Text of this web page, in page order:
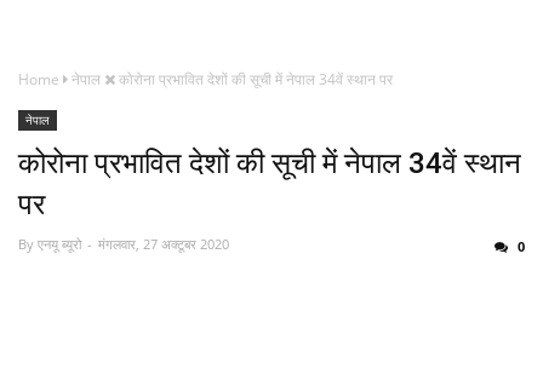
Home नेपाल कोरोना प्रभावित देशों की सूची में नेपाल 34वें स्थान पर
नेपाल
कोरोना प्रभावित देशों की सूची में नेपाल 34वें स्थान
पर
By एनयू ब्यूरो मंगलवार, 27 अक्टूबर 2020 0